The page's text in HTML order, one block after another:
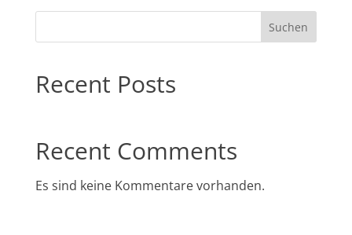
Suchen
Recent Posts
Recent Comments
Es sind keine Kommentare vorhanden.